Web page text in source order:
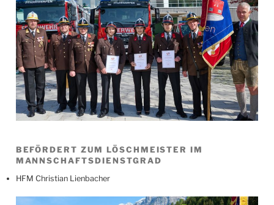
BEFÖRDERT ZUM LÖSCHMEISTER IM
MANNSCHAFTSDIENSTGRAD
HFM Christian Lienbacher